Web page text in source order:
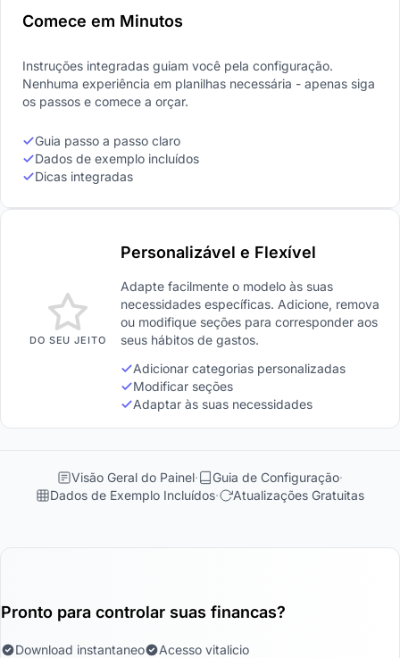
Comece em Minutos
Instruções integradas guiam você pela configuração.
Nenhuma experiência em planilhas necessária - apenas siga
os passos e comece a orçar.
Guia passo a passo claro
Dados de exemplo incluídos
Dicas integradas
DO SEU JEITO
Personalizável e Flexível
Adapte facilmente o modelo às suas
necessidades específicas. Adicione, remova
ou modifique seções para corresponder aos
seus hábitos de gastos.
Adicionar categorias personalizadas
Modificar seções
Adaptar às suas necessidades
Visão Geral do Painel
Guia de Configuração
Dados de Exemplo Incluídos
Atualizações Gratuitas
Pronto para controlar suas financas?
Download instantaneo
Acesso vitalicio